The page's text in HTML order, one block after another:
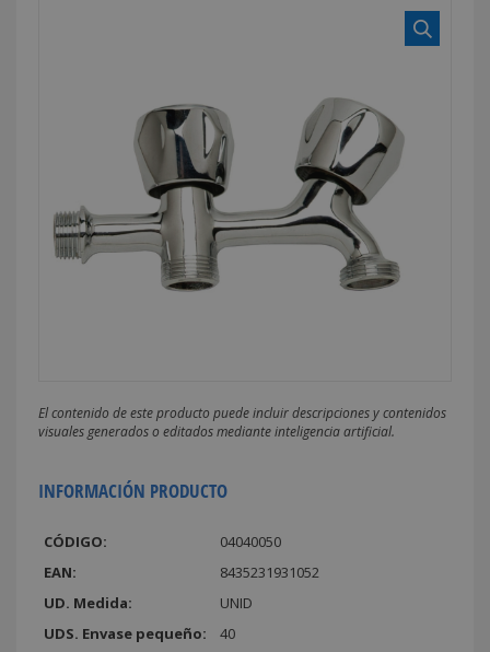
El contenido de este producto puede incluir descripciones y contenidos
visuales generados o editados mediante inteligencia artificial.
INFORMACIÓN PRODUCTO
CÓDIGO:
04040050
EAN:
8435231931052
UD. Medida:
UNID
UDS. Envase pequeño:
40